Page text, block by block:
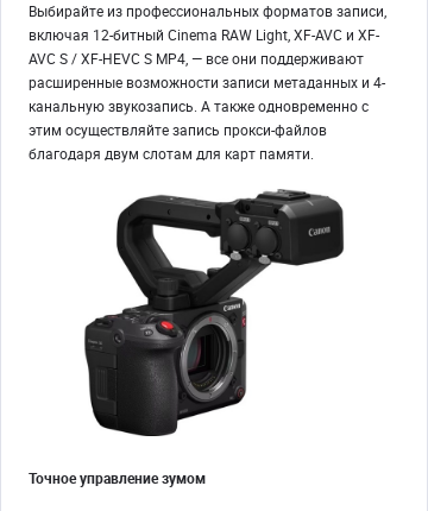
Выбирайте из профессиональных форматов записи,
включая 12-битный Cinema RAW Light, XF-AVC и XF-
AVC S / XF-HEVC S MP4, — все они поддерживают
расширенные возможности записи метаданных и 4-
канальную звукозапись. А также одновременно с
этим осуществляйте запись прокси-файлов
благодаря двум слотам для карт памяти.
Точное управление зумом